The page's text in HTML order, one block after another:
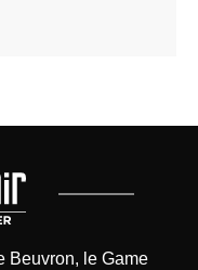
Beuvron, le Game